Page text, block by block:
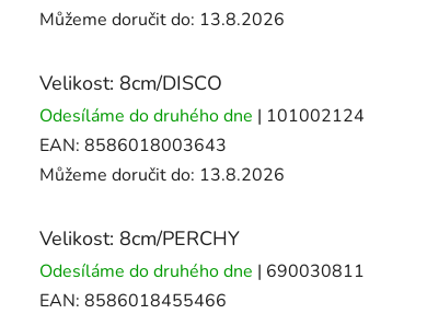
Můžeme doručit do: 13.8.2026
Velikost: 8cm/DISCO
Odesíláme do druhého dne | 101002124
EAN: 8586018003643
Můžeme doručit do: 13.8.2026
Velikost: 8cm/PERCHY
Odesíláme do druhého dne | 690030811
EAN: 8586018455466